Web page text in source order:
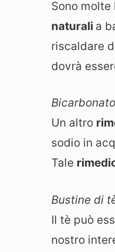
Sono
naturali a
riscaldare
dovrà
Un altro
sodio in
Tale
Bustine di
Il tè può
nostro